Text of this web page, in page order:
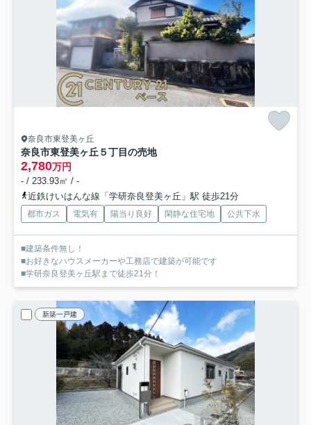
奈良市東登美ヶ丘
奈良市東登美ヶ丘５丁目の売地
2,780万円
- / 233.93㎡ / -
近鉄けいはんな線「学研奈良登美ヶ丘」駅 徒歩21分
都市ガス 電気有 陽当り良好 閑静な住宅地 公共下水
■建築条件無し！
■お好きなハウスメーカーや工務店で建築が可能です
■学研奈良登美ヶ丘駅まで徒歩21分！
新築一戸建